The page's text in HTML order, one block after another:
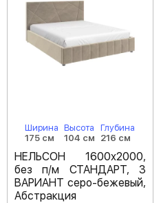
Ширина
175 см
Высота
104 см
Глубина
216 см
НЕЛЬСОН 1600х2000,
без п/м СТАНДАРТ, 3
ВАРИАНТ серо-бежевый,
Абстракция